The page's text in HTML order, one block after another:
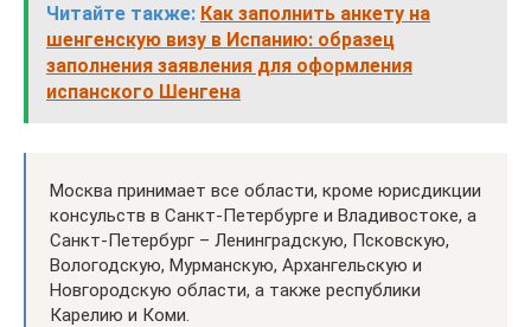
Читайте также: Как заполнить анкету на
шенгенскую визу в Испанию: образец
заполнения заявления для оформления
испанского Шенгена
Москва принимает все области, кроме юрисдикции
консульств в Санкт-Петербурге и Владивостоке, а
Санкт-Петербург – Ленинградскую, Псковскую,
Вологодскую, Мурманскую, Архангельскую и
Новгородскую области, а также республики
Карелию и Коми.